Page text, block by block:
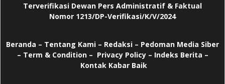
Terverifikasi Dewan Pers Administratif & Faktual
Nomor 1213/DP-Verifikasi/K/V/2024
Beranda – Tentang Kami – Redaksi – Pedoman Media Siber
– Term & Condition – Privacy Policy– Indeks Berita –
Kontak Kabar Baik